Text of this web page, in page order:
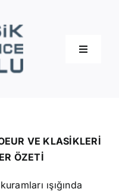
Toggle
VE KLASİKLERİ
ÖZETİ
ışığında